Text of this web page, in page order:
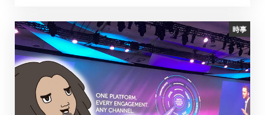
時事